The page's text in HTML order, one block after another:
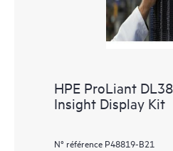
HPE ProLiant
Insight Display Kit
N° référence P48819-B21